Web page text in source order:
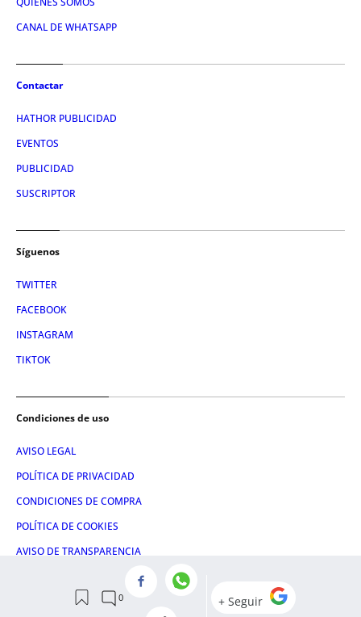
CANAL DE WHATSAPP
Contactar
HATHOR PUBLICIDAD
EVENTOS
PUBLICIDAD
SUSCRIPTOR
Síguenos
TWITTER
FACEBOOK
INSTAGRAM
TIKTOK
Condiciones de uso
AVISO LEGAL
POLÍTICA DE PRIVACIDAD
CONDICIONES DE COMPRA
POLÍTICA DE COOKIES
AVISO DE TRANSPARENCIA